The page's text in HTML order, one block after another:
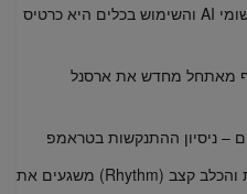
העולם לא מחכה: למה למידה של יישומי AI והשימוש בכלים היא כרטיס
מאתחל מחדש את ארסנל
– ניסיון ההתנקשות בטראמפ
אמריקה גוט טאלנט – רוני הישראלית והכלב קצב (Rhythm) משגעים את